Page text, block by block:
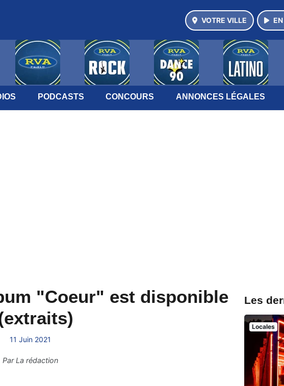
VOTRE VILLE
PODCASTS CONCOURS ANNONCES LÉGALES
"Coeur" est disponible
11 Juin 2021
ParLa rédaction
Les
Locales